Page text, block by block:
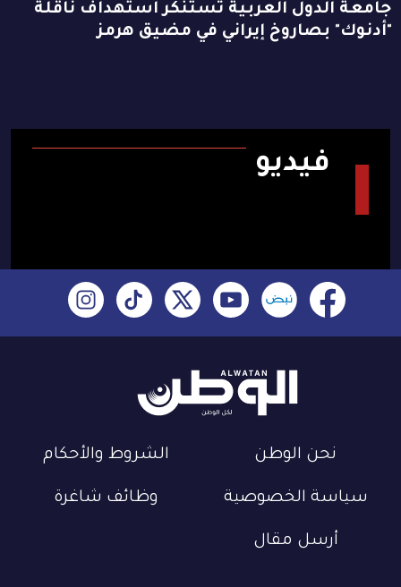
جامعة الدول العربية تستنكر استهداف ناقلة
"أدنوك" بصاروخ إيراني في مضيق هرمز
فيديو
نحن الوطن الشروط والأحكام
سياسة الخصوصية وظائف شاغرة
أرسل مقال